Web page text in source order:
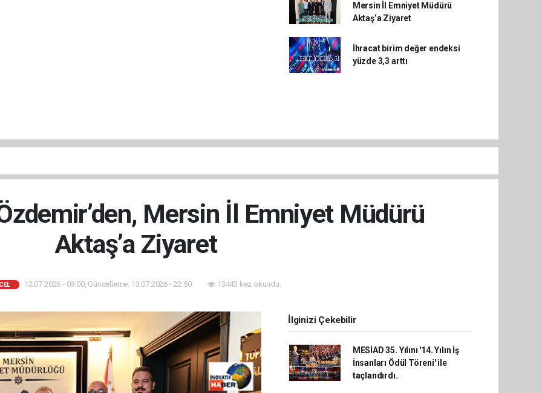
Mersin İl Emniyet Müdürü
Aktaş’a Ziyaret
İhracat birim değer endeksi
yüzde 3,3 arttı
Mersin İl Emniyet Müdürü
Aktaş’a Ziyaret
12.07.2026 - 09:00, Güncelleme: 13.07.2026 - 22:50 13443 kez okundu.
İlginizi Çekebilir
MESİAD 35. Yılını '14. Yılın İş
İnsanları Ödül Töreni' ile
taçlandırdı.